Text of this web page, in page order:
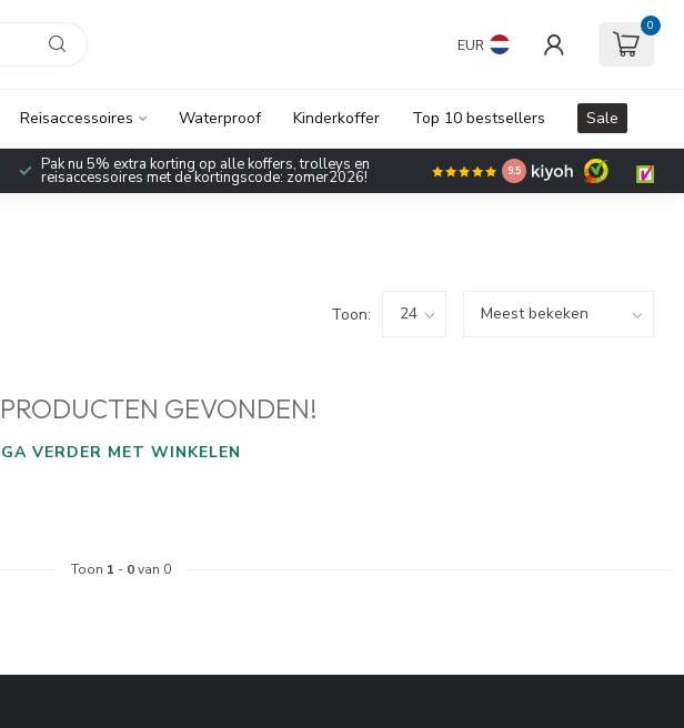
EUR
0
Reisaccessoires Waterproof Kinderkoffer Top 10 bestsellers Sale
Pak nu 5% extra korting op alle koffers, trolleys en
reisaccessoires met de kortingscode: zomer2026! 9.5
Toon:
GEVONDEN!
GA VERDER MET WINKELEN
Toon 1 - 0van 0